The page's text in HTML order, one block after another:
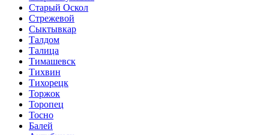
Старый Оскол
Стрежевой
Сыктывкар
Талдом
Талица
Тимашевск
Тихвин
Тихорецк
Торжок
Торопец
Тосно
Балей